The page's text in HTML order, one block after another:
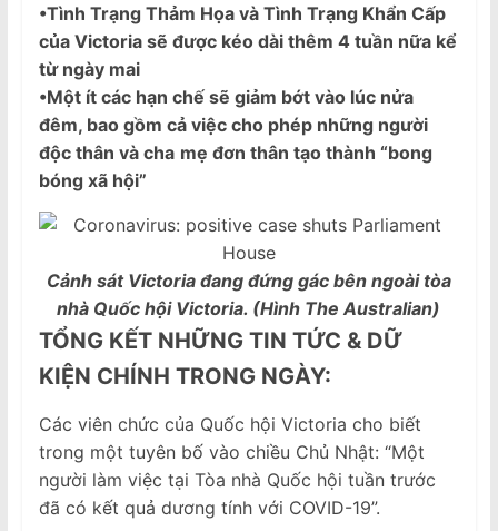
•Tình Trạng Thảm Họa và Tình Trạng Khẩn Cấp
của Victoria sẽ được kéo dài thêm 4 tuần nữa kể
từ ngày mai
•Một ít các hạn chế sẽ giảm bớt vào lúc nửa
đêm, bao gồm cả việc cho phép những người
độc thân và cha mẹ đơn thân tạo thành “bong
bóng xã hội”
Cảnh sát Victoria đang đứng gác bên ngoài tòa
nhà Quốc hội Victoria. (Hình The Australian)
TỔNG KẾT NHỮNG TIN TỨC & DỮ
KIỆN CHÍNH TRONG NGÀY:
Các viên chức của Quốc hội Victoria cho biết
trong một tuyên bố vào chiều Chủ Nhật: “Một
người làm việc tại Tòa nhà Quốc hội tuần trước
đã có kết quả dương tính với COVID-19”.